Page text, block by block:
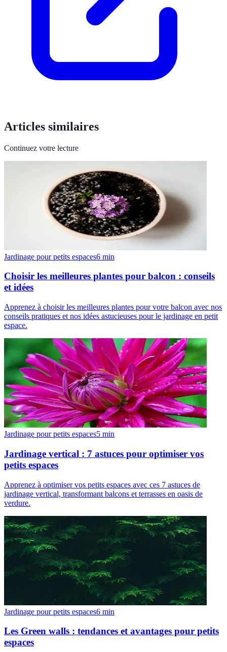
Articles similaires
Continuez votre lecture
Jardinage pour petits espaces6 min
Choisir les meilleures plantes pour balcon : conseils
et idées
Apprenez à choisir les meilleures plantes pour votre balcon avec nos
conseils pratiques et nos idées astucieuses pour le jardinage en petit
espace.
Jardinage pour petits espaces5 min
Jardinage vertical : 7 astuces pour optimiser vos
petits espaces
Apprenez à optimiser vos petits espaces avec ces 7 astuces de
jardinage vertical, transformant balcons et terrasses en oasis de
verdure.
Jardinage pour petits espaces6 min
Les Green walls : tendances et avantages pour petits
espaces